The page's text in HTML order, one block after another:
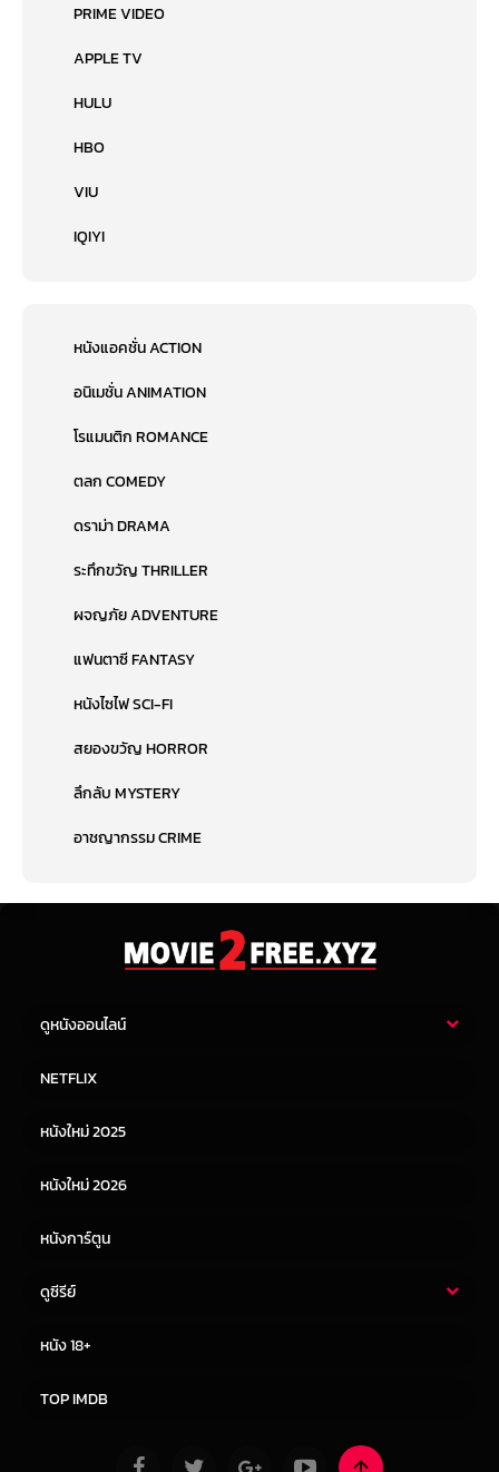
PRIME VIDEO
APPLE TV
HULU
HBO
VIU
IQIYI
หนังแอคชั่น ACTION
อนิเมชั่น ANIMATION
โรแมนติก ROMANCE
ตลก COMEDY
ดราม่า DRAMA
ระทึกขวัญ THRILLER
ผจญภัย ADVENTURE
แฟนตาซี FANTASY
หนังไซไฟ SCI-FI
สยองขวัญ HORROR
ลึกลับ MYSTERY
อาชญากรรม CRIME
ดูหนังออนไลน์
หนังจีน
NETFLIX
หนังใหม่ 2025
หนังใหม่ 2026
หนังการ์ตูน
ดูซีรีย์
หนัง 18+
TOP IMDB